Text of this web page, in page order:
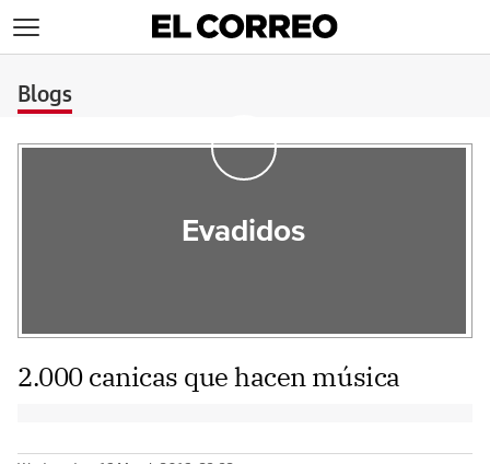
Blogs
Evadidos
2.000 canicas que hacen música